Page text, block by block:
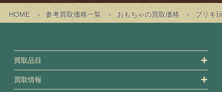
HOME 参考買取価格一覧 おもちゃの買取価格 ブリキ
買取品目
買取情報